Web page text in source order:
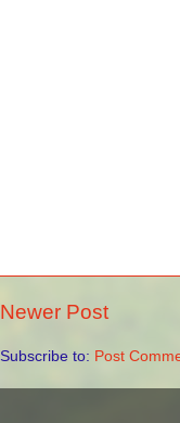
Newer Post
Subscribe to: Post